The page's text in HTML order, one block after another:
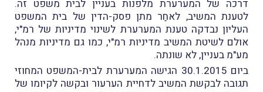
דרכה של המערערת מלפנות בעניין לבית משפט זה.
לטענת המשיב, לאחַר מתן פסק-הדין של בית המשפט
העליון נבדקה טענת המערערת לשינוי מדיניות של רמ"י,
אולם לשיטת המשיב מדיניות רמ"י, כמו גם מדיניות מנהל
מע"מ בעניין, לא שונתה.
ביום 30.1.2015 הגישה המערערת לבית-המשפט המחוזי
תגובה לבקשת המשיב לדחיית הערעור ובקשה לקיומו של